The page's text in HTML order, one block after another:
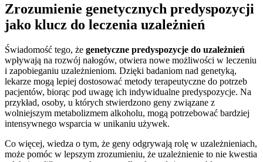
Zrozumienie genetycznych predyspozycji
jako klucz do leczenia uzależnień
Świadomość tego, że genetyczne predyspozycje do uzależnień
wpływają na rozwój nałogów, otwiera nowe możliwości w leczeniu
i zapobieganiu uzależnieniom. Dzięki badaniom nad genetyką,
lekarze mogą lepiej dostosować metody terapeutyczne do potrzeb
pacjentów, biorąc pod uwagę ich indywidualne predyspozycje. Na
przykład, osoby, u których stwierdzono geny związane z
wolniejszym metabolizmem alkoholu, mogą potrzebować bardziej
intensywnego wsparcia w unikaniu używek.
Co więcej, wiedza o tym, że geny odgrywają rolę w uzależnieniach,
może pomóc w lepszym zrozumieniu, że uzależnienie to nie kwestia